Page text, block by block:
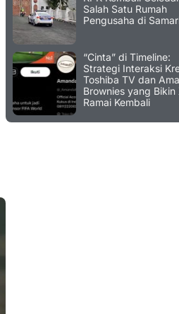
Salah Satu Rumah
Pengusaha di
“Cinta” di Timeline:
Strategi Interaksi
Toshiba TV dan
Brownies yang Bikin
Ramai Kembali